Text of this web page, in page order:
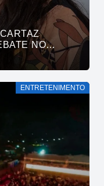
NO
ENTRETENIMENTO